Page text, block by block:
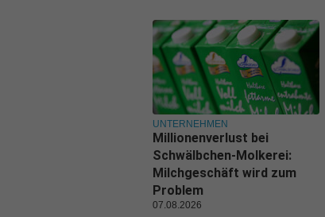
UNTERNEHMEN
Millionenverlust bei
Schwälbchen-Molkerei:
Milchgeschäft wird zum
Problem
07.08.2026